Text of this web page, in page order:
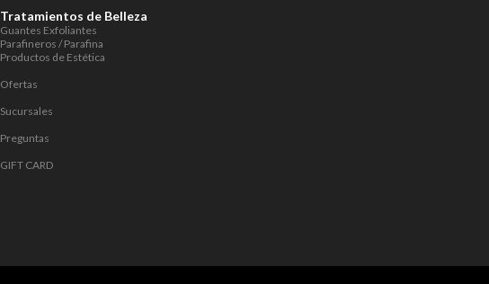
Tratamientos de Belleza
Guantes Exfoliantes
Parafineros / Parafina
Productos de Estética
Ofertas
Sucursales
Preguntas
GIFT CARD